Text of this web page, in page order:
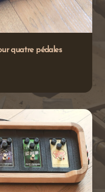
quatre pédales